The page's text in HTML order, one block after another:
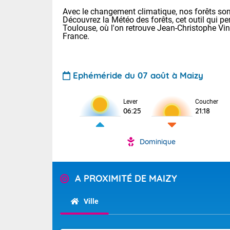
Avec le changement climatique, nos forêts
Découvrez la Météo des forêts, cet outil qui
Toulouse, où l'on retrouve Jean-Christophe
France.
Ephéméride du 07 août à Maizy
Lever
06:25
Coucher
21:18
Dominique
A PROXIMITÉ DE MAIZY
Ville
Voici les
31 Lyon : 35
: 32 Nancy :
donnent